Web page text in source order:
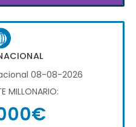
08-08-2026
MILLONARIO: